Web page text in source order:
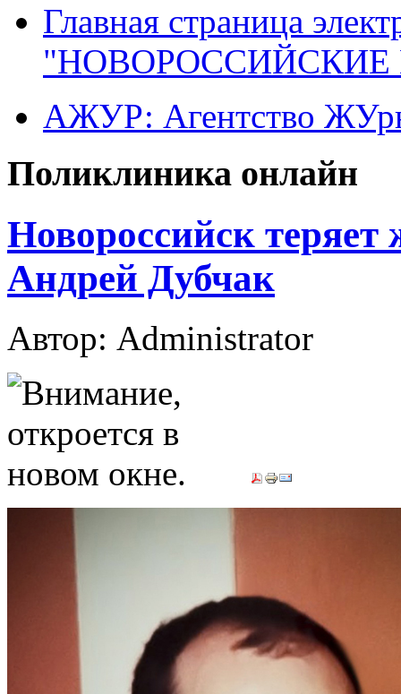
Главная страница
"НОВОРОССИЙСКИЕ
АЖУР: Агентство
Поликлиника онлайн
Новороссийск
Андрей Дубчак
Автор: Administrator